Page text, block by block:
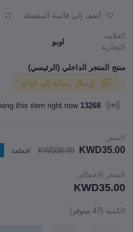
أضف إلى قائمة المفضلة
العلامة
التجارية
اوبو
منتج المتجر الداخلي (الرئيسي)
13268
السعر
KWD35.00
KWD38.00 /قطعة
السعر الإجمالي
KWD35.00
الكمية (
47متوفر)